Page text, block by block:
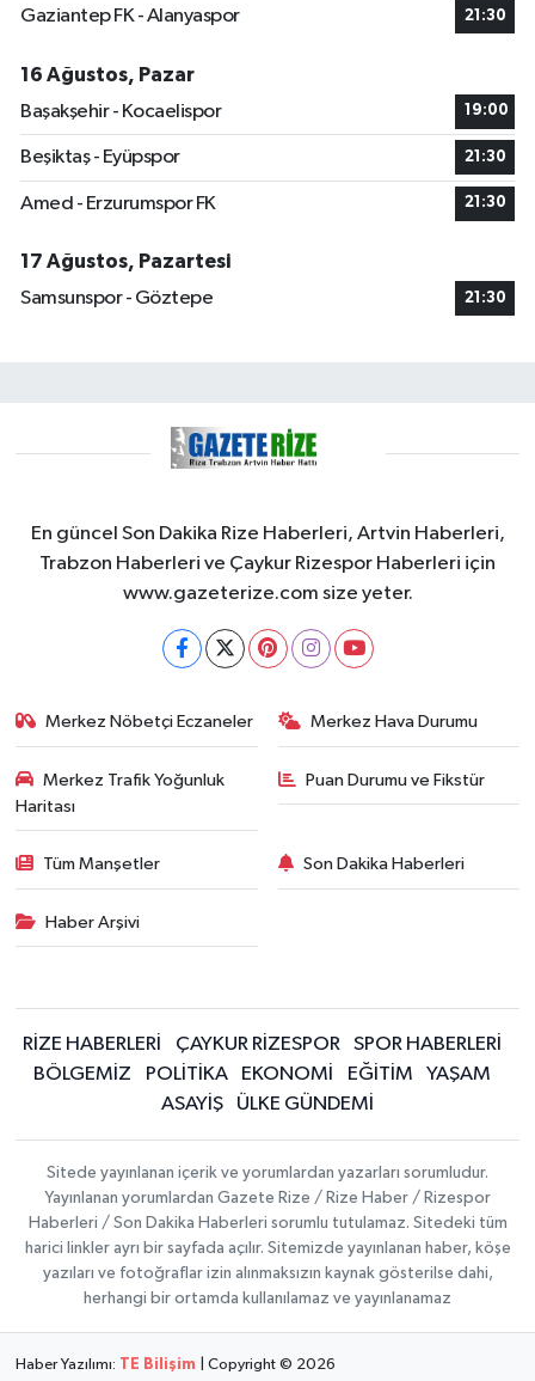
Gaziantep FK - Alanyaspor 21:30
16 Ağustos, Pazar
Başakşehir - Kocaelispor
19:00
Beşiktaş - Eyüpspor 21:30
Amed - Erzurumspor FK 21:30
17 Ağustos, Pazartesi
Samsunspor - Göztepe
21:30
En güncel Son Dakika Rize Haberleri, Artvin Haberleri,
Trabzon Haberleri ve Çaykur Rizespor Haberleri için
www.gazeterize.com size yeter.
Merkez Nöbetçi Eczaneler Merkez Hava Durumu
Merkez Trafik Yoğunluk
Haritası
Puan Durumu ve Fikstür
Tüm Manşetler Son Dakika Haberleri
Haber Arşivi
RİZE HABERLERİ ÇAYKUR RİZESPOR
SPOR HABERLERİ
BÖLGEMİZ
POLİTİKA EKONOMİ EĞİTİM
YAŞAM
ASAYİŞ
ÜLKE GÜNDEMİ
Sitede yayınlanan içerik ve yorumlardan yazarları sorumludur.
Yayınlanan yorumlardan Gazete Rize / Rize Haber / Rizespor
Haberleri / Son Dakika Haberleri sorumlu tutulamaz. Sitedeki tüm
harici linkler ayrı bir sayfada açılır. Sitemizde yayınlanan haber, köşe
yazıları ve fotoğraflar izin alınmaksızın kaynak gösterilse dahi,
herhangi bir ortamda kullanılamaz ve yayınlanamaz
Haber Yazılımı: TE Bilişim | Copyright © 2026